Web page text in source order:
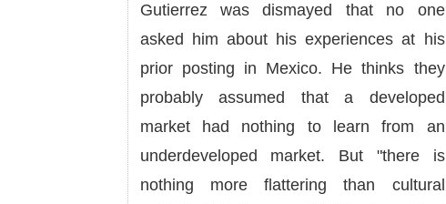
Gutierrez was dismayed that no one
asked him about his experiences at his
prior posting in Mexico. He thinks they
probably assumed that a developed
market had nothing to learn from an
underdeveloped market. But "there is
nothing more flattering than cultural